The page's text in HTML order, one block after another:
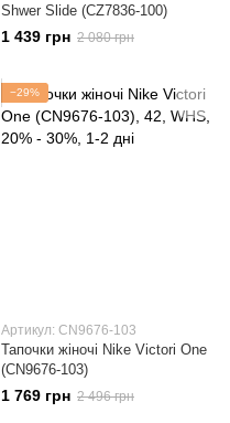
Shwer Slide (CZ7836-100)
1 439 грн 2 080 грн
−29%
Артикул: CN9676-103
Тапочки жіночі Nike Victori One
(CN9676-103)
1 769 грн 2 496 грн